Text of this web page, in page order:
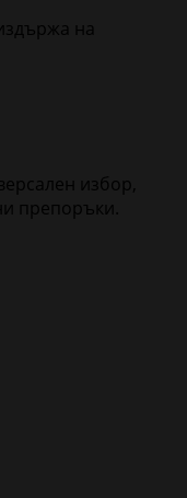
на
избор,
препоръки.